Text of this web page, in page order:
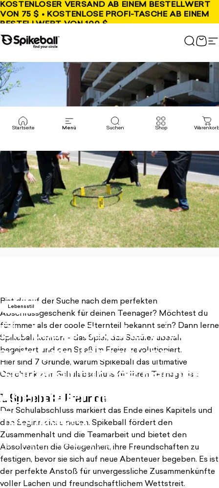
Direkt zum Inhalt
KOSTENLOSER VERSAND AB EINEM BESTELLWERT
VON 75 $ • KOSTENLOSE PROFI-TASCHE AB EINEM
BESTELLWERT VON 100 $
Spikeball-Shop Suchen
Startseite Menü Suchen Shop Warenkorb
Lebensstil
Die beste Geschenkidee
zum Schulabschluss:
Spikeball für das nächste
Abenteuer deines
Teenagers
3. März 2024 vonSuper Admin
Bist du auf der Suche nach dem perfekten
Abschlussgeschenk für deinen Teenager? Möchtest du
für immer als der coole Elternteil bekannt sein? Dann lerne
Spikeball kennen – das Spiel, das Schüler überall
begeistert und den Spaß im Freien revolutioniert.
Hier sind 7 Gründe, warum Spikeball das ultimative
Geschenk zum Schulabschluss für Ihren Teenager ist:
1. Spikeball = Freunde
Der Schulabschluss markiert das Ende eines Kapitels und
den Beginn eines neuen. Spikeball fördert den
Zusammenhalt und die Teamarbeit und bietet den
Absolventen die Gelegenheit, ihre Freundschaften zu
festigen, bevor sie sich auf neue Abenteuer begeben. Es ist
der perfekte Anstoß für unvergessliche Zusammenkünfte
voller Lachen und freundschaftlichem Wettstreit.